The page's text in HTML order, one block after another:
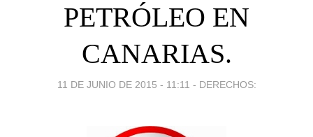
PETRÓLEO EN
CANARIAS.
11 DE JUNIO DE 2015 - 11:11 - DERECHOS: